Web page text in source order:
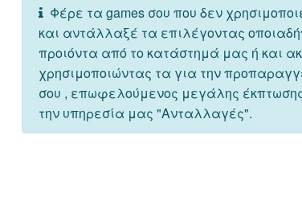
Φέρε τα games σου που δεν
και αντάλλαξέ τα επιλέγοντας
προιόντα από το κατάστημά μας ή και
χρησιμοποιώντας τα για την
σου , επωφελούμενος μεγάλης
την υπηρεσία μας "Ανταλλαγές".